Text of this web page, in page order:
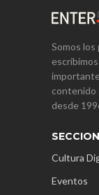
Somos
contenido
desde
Cultura
Eventos